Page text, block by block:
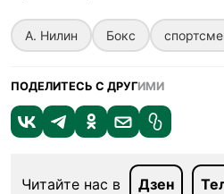
А. Нилин Бокс
ПОДЕЛИТЕСЬ С ДРУГИМИ
Читайте нас в Дзен